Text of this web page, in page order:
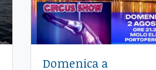
Domenica a